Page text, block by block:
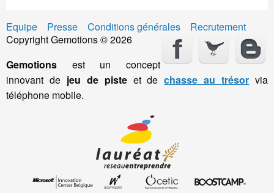
Equipe Presse Conditions générales
Recrutement
Copyright Gemotions © 2026
Gemotions est un concept
innovant de jeu de pisteet dechasse au trésor via
téléphone mobile.